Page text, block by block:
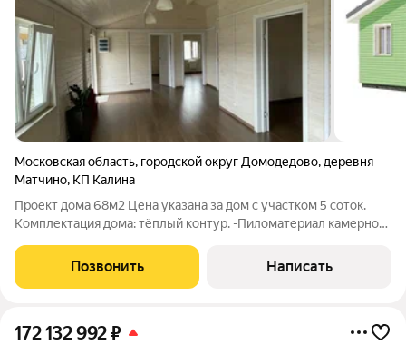
Московская область, городской округ Домодедово, деревня
Матчино, КП Калина
Проект дома 68м2 Цена указана за дом с участком 5 соток.
Комплектация дома: тёплый контур. -Пиломатериал камерной
указана за дом с участком 5 соток. Большой выбор участков
ИЖС для строительства
Позвонить Написать
172 132 992₽